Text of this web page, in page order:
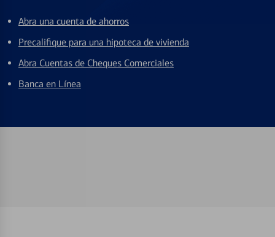
Abra una cuenta de ahorros
Precalifique para una hipoteca de vivienda
Abra Cuentas de Cheques Comerciales
Banca en Línea